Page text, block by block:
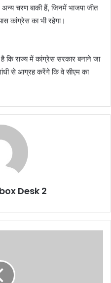
चरण बाकी हैं, जिनमें भाजपा जीत
कांग्रेस का भी रहेगा।
कि राज्य में कांग्रेस सरकार बनाने जा
गांधी से आग्रह करेंगे कि वे सीएम का
Desk 2